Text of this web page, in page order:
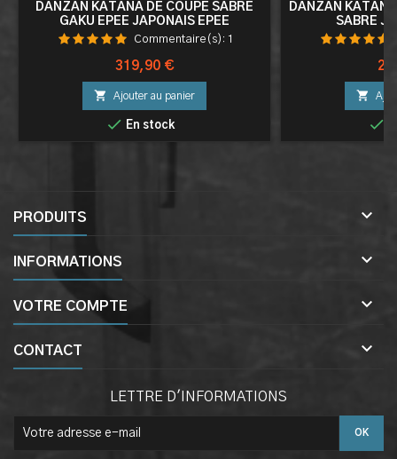
DANZAN KATANA DE COUPE SABRE
GAKU EPEE JAPONAIS EPEE
ENTRAINEMENT - LAME T10
Commentaire(s): 1
Prix
319,90 €
 Ajouter au panier
 En stock
DANZAN
SABRE


PRODUITS 
INFORMATIONS 
VOTRE COMPTE 
CONTACT 
LETTRE D'INFORMATIONS